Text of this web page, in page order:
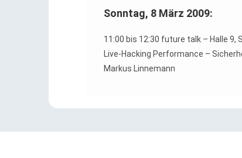
Sonntag, 8 März 2009:
11:00 bis 12:30 future talk – Halle 9,
Live-Hacking Performance –
Markus Linnemann